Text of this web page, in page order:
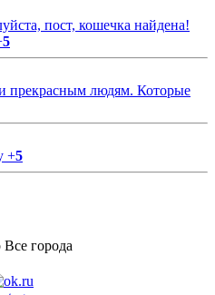
пост, кошечка найдена!
5
прекрасным людям. Которые
+5
Все города